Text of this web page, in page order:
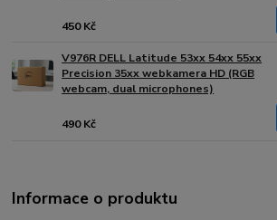
450 Kč
V976R DELL Latitude 53xx 54xx 55xx
Precision 35xx webkamera HD (RGB
webcam, dual microphones)
490 Kč
Informace o produktu